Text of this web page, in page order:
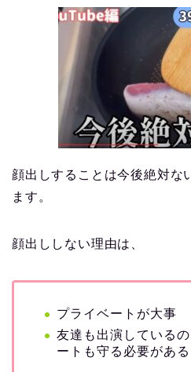
顔出しすることは今後絶対な
ます。
顔出ししない理由は、
プライベートが大事
友達も出演している
ートも守る必要がある